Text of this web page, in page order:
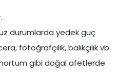
durumlarda yedek güç
fotoğrafçılık, balıkçılık vb.
hortum gibi doğal afetlerde